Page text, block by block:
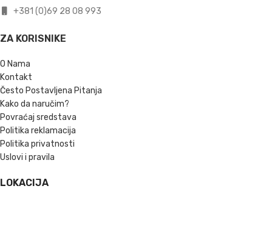
+381 (0)69 28 08 993
ZA KORISNIKE
O Nama
Kontakt
Često Postavljena Pitanja
Kako da naručim?
Povraćaj sredstava
Politika reklamacija
Politika privatnosti
Uslovi i pravila
LOKACIJA